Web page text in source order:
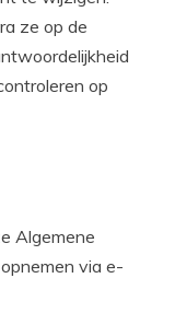
ze op de
op
Algemene
via e-